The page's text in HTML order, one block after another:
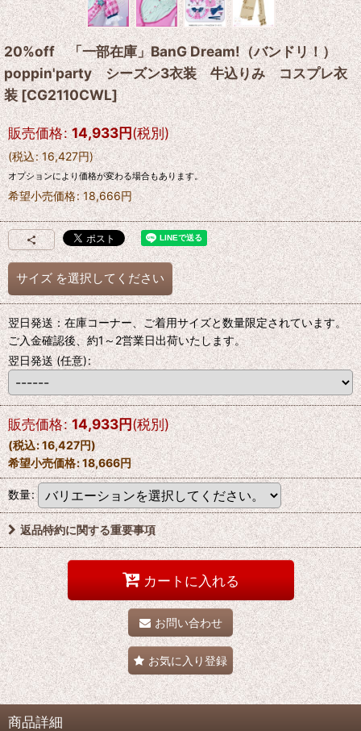
20%off 「一部在庫」BanG Dream!（バンドリ！）
poppin'party シーズン3衣装 牛込りみ コスプレ衣
装 [CG2110CWL]
販売価格: 14,933円(税別)
(税込: 16,427円)
オプションにより価格が変わる場合もあります。
希望小売価格: 18,666円
サイズ を選択してください
翌日発送：在庫コーナー、ご着用サイズと数量限定されています。
ご入金確認後、約1～2営業日出荷いたします。
翌日発送(任意):
販売価格: 14,933円(税別)
(税込:16,427円)
希望小売価格:18,666円
数量:
返品特約に関する重要事項
カートに入れる
お問い合わせ
お気に入り登録
商品詳細